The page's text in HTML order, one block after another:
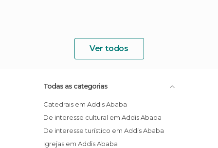
Ver todos
Todas as categorias
Catedrais em Addis Ababa
De interesse cultural em Addis Ababa
De interesse turístico em Addis Ababa
Igrejas em Addis Ababa